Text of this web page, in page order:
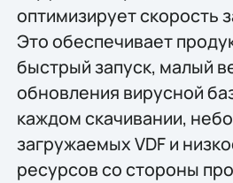
оптимизирует скорость
Это обеспечивает
быстрый запуск, малый
обновления вирусной
каждом скачивании,
загружаемых VDF и
ресурсов со стороны